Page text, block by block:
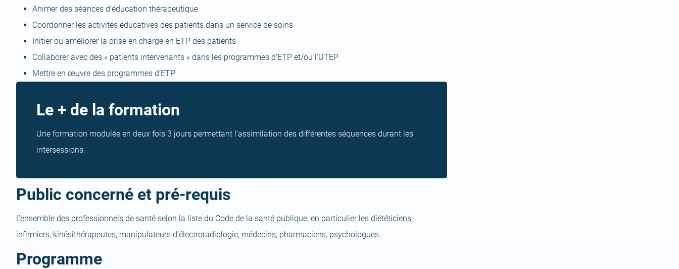
Animer des séances d’éducation thérapeutique
Coordonner les activités éducatives des patients dans un service de soins
Initier ou améliorer la prise en charge en ETP des patients
Collaborer avec des « patients intervenants » dans les programmes d’ETP et/ou l’UTEP
Mettre en œuvre des programmes d’ETP
Le + de la formation
Une formation modulée en deux fois 3 jours permettant l’assimilation des différentes séquences durant les
intersessions.
Public concerné et pré-requis
L’ensemble des professionnels de santé selon la liste du Code de la santé publique, en particulier les diététiciens,
infirmiers, kinésithérapeutes, manipulateurs d’électroradiologie, médecins, pharmaciens, psychologues…
Programme